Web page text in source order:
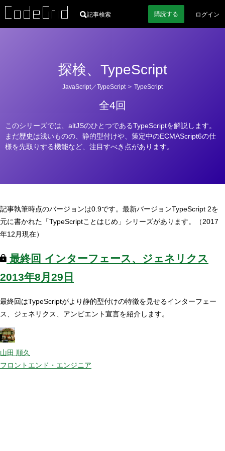
記事検索 購読する ログイン
探検、TypeScript
ー
JavaScript／TypeScript > TypeScript
全4回
このシリーズでは、altJSのひとつであるTypeScriptを解説します。
まだ歴史は浅いものの、静的型付けや、策定中のECMAScript6の仕
様を先取りする機能など、注目すべき点があります。
記事執筆時点のバージョンは0.9です。最新バージョンTypeScript 2を
元に書かれた「TypeScriptことはじめ」シリーズがあります。（2017
年12月現在）
最終回 インターフェース、ジェネリクス
2013年8月29日
最終回はTypeScriptがより静的型付けの特徴を見せるインターフェー
ス、ジェネリクス、アンビエント宣言を紹介します。
山田 順久
フロントエンド・エンジニア